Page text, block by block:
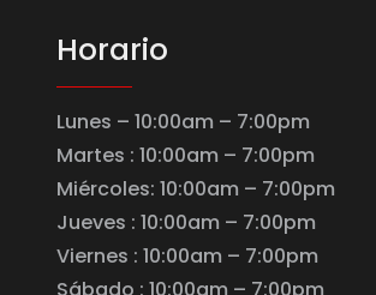
Horario
Lunes – 10:00am – 7:00pm
Martes : 10:00am – 7:00pm
Miércoles: 10:00am – 7:00pm
Jueves : 10:00am – 7:00pm
Viernes : 10:00am – 7:00pm
Sábado : 10:00am – 7:00pm